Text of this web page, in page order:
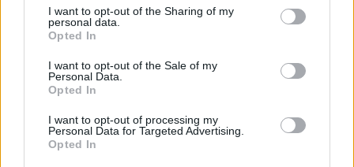
I want to opt-out of the Sharing of my
personal data.
Opted In
I want to opt-out of the Sale of my
Personal Data.
Opted In
I want to opt-out of processing my
Personal Data for Targeted Advertising.
Opted In
επαγγελματιών που κατάγονται από τον Δήμο
Μαρκοπούλου και έχουν διακριθεί στην Ελλάδα και
τοπική γαστρονομική παράδοση και δημιουργία.
Η δεύτερη ημέρα της εκδήλωσης θα φιλοξενήσει
μαγειρικές επιδείξεις, γευσιγνωσίες, θεματικά
workshops και παρουσιάσεις τοπικών προϊόντων,